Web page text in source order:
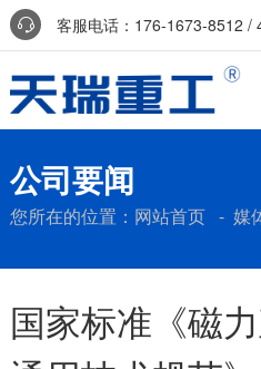
客服电话：176-1673-8512
约参访：0536-7519229
公司要闻
您所在的位置： 网站首页- 媒
国家标准《磁